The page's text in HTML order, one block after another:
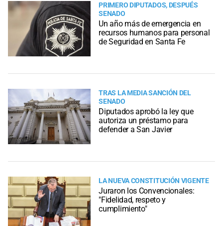
PRIMERO DIPUTADOS, DESPUÉS
SENADO
Un año más de emergencia en
recursos humanos para personal
de Seguridad en Santa Fe
TRAS LA MEDIA SANCIÓN DEL
SENADO
Diputados aprobó la ley que
autoriza un préstamo para
defender a San Javier
LA NUEVA CONSTITUCIÓN VIGENTE
Juraron los Convencionales:
"Fidelidad, respeto y
cumplimiento"